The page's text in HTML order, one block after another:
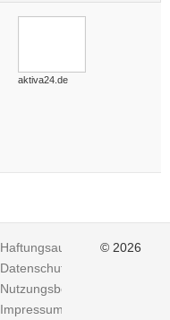
aktiva24.de
Haftungsausschluss
Datenschutz
Nutzungsbedingungen
Impressum
© 2026